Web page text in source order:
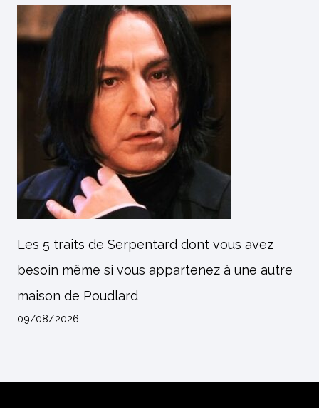
Les 5 traits de Serpentard dont vous avez
besoin même si vous appartenez à une autre
maison de Poudlard
09/08/2026